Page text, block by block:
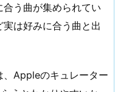
う曲が集められてい
は好みに合う曲と出
、Appleのキュレーター